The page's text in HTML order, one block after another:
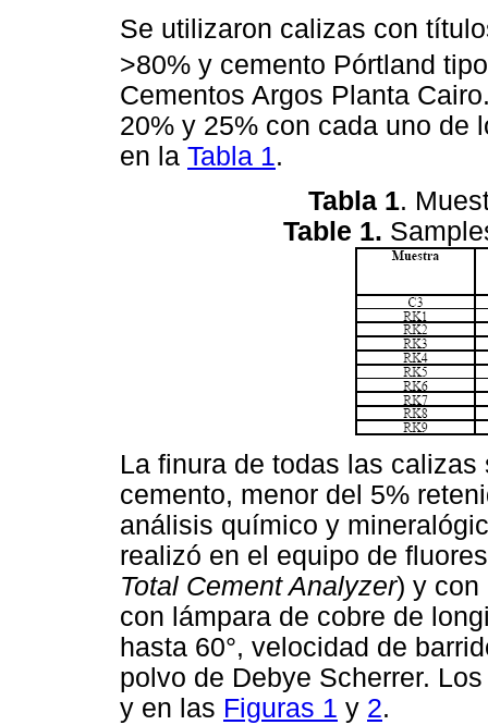
Se utilizaron calizas con
>80% y cemento Pórtland
Cementos Argos Planta
20% y 25% con cada uno de
en la Tabla 1.
Tabla 1.
Table 1.
La finura de todas las
cemento, menor del 5%
análisis químico y
realizó en el equipo de
Total Cement Analyzer) y con
con lámpara de cobre de
hasta 60°, velocidad de
polvo de Debye Scherrer.
y en las Figuras 1 y 2.